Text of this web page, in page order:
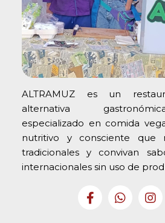
ALTRAMUZ es un
alternativa
especializado en comida
nutritivo y consciente que
tradicionales y convivan
internacionales sin uso de